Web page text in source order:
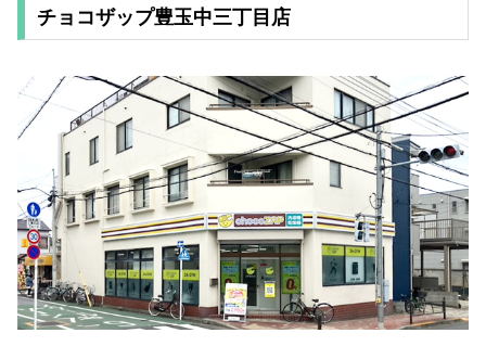
チョコザップ豊玉中三丁目店